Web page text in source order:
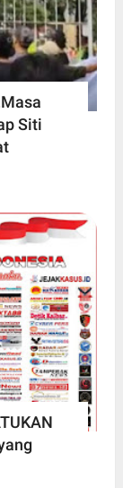
Siti